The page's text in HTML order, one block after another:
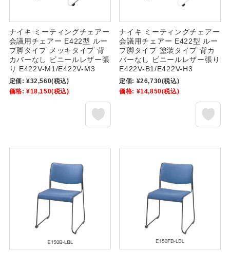
ナイキ ミーティングチェアー
会議用チェアー E422型 ルー
プ脚タイプ メッキタイプ 背
カバーなし ビニールレザー張
り E422V-M1/E422V-M3
定価: ¥32,560(税込)
価格: ¥18,150(税込)
ナイキ ミーティングチェアー
会議用チェアー E422型 ルー
プ脚タイプ 塗装タイプ 背カ
バーなし ビニールレザー張り
E422V-B1/E422V-H3
定価: ¥26,730(税込)
価格: ¥14,850(税込)